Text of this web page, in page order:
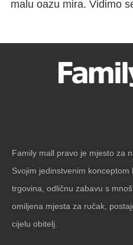
malu oazu mira. Vidimo
Family mall pravo je mjesto za
Svojim jedinstvenim
trgovina, odličnu zabavu s
omiljena mjesta za ručak,
cijelu obitelj.